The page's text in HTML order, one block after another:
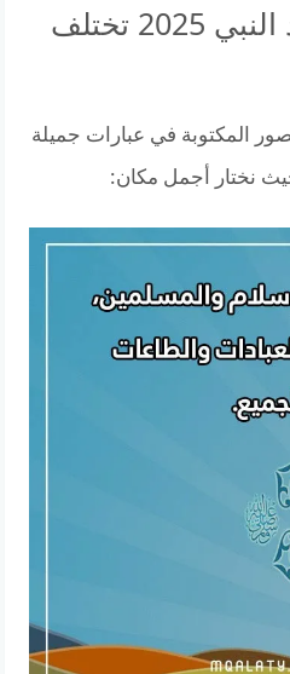
جملة عن عيد ميلاد النبي 2025 تختلف
المكتوبة في عبارات جميلة
حيث نختار أجمل مكان: